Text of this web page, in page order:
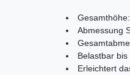
Abmessung
Belastbar
Erleichtert